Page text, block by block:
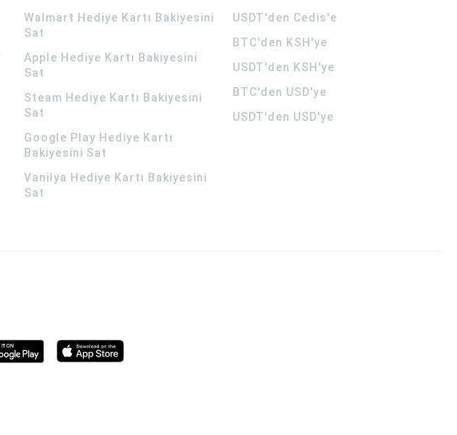
Walmart Hediye Kartı Bakiyesini
Sat
Apple Hediye Kartı Bakiyesini
Sat
Steam Hediye Kartı Bakiyesini
Sat
Google Play Hediye Kartı
Bakiyesini Sat
Vanilya Hediye Kartı Bakiyesini
Sat
USDT'den Cedis'e
BTC'den KSH'ye
USDT'den KSH'ye
BTC'den USD'ye
USDT'den USD'ye